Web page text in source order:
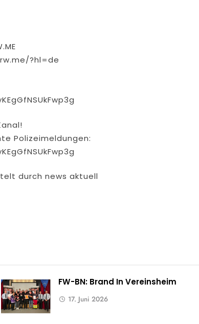
?hl=de
Polizeimeldungen:
durch news aktuell
FW-BN: Brand In Vereinsheim
17. Juni 2026